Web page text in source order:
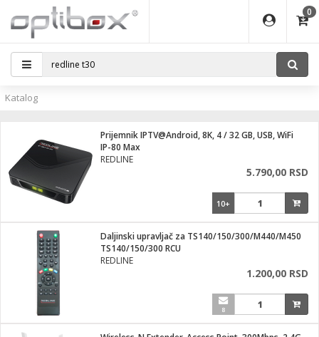
0
table
pribor
i pribor
svetla
- Analogija
IP kamere
Katalog
Prijemnik IPTV@Android, 8K, 4 / 32 GB, USB, WiFi
IP-80 Max
REDLINE
5.790,00 RSD
10+
Daljinski upravljač za TS140/150/300/M440/M450
TS140/150/300 RCU
REDLINE
1.200,00 RSD
8